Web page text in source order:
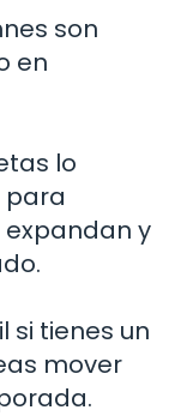
son
en
lo
para
y
si tienes un
mover